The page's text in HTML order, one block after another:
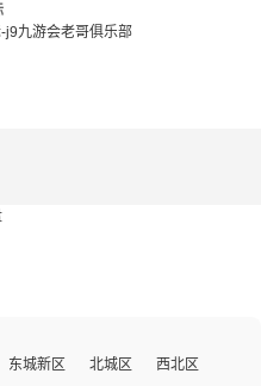
j9九游会老哥俱乐部
东城新区 北城区 西北区